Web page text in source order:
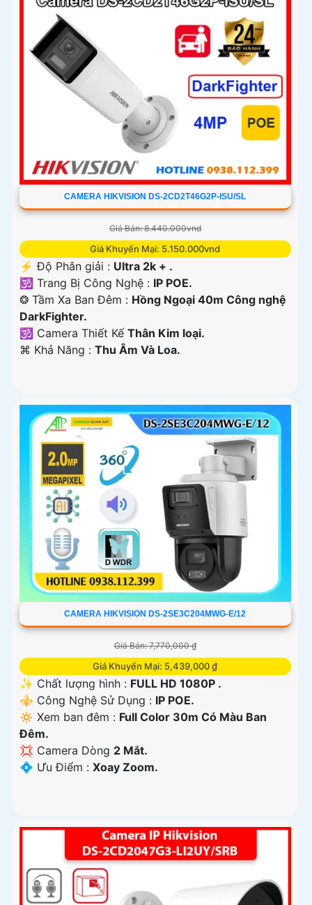
CAMERA HIKVISION DS-2CD2T46G2P-ISU/SL
Giá Bán: 8.440.000vnd
Giá Khuyến Mại: 5.150.000vnd
️⚡ Độ Phân giải : Ultra 2k + .
🕉️ Trang Bị Công Nghệ : IP POE.
❂ Tầm Xa Ban Đêm : Hồng Ngoại 40m Công nghệ
DarkFighter.
🕉️ Camera Thiết Kế Thân Kim loại.
️⌘ Khả Năng : Thu Âm Và Loa.
CAMERA HIKVISION DS-2SE3C204MWG-E/12
Giá Bán: 7,770,000 ₫
Giá Khuyến Mại: 5,439,000 ₫
✨ Chất lượng hình : FULL HD 1080P .
⚜️ Công Nghệ Sử Dụng : IP POE.
🔅 Xem ban đêm : Full Color 30m Có Màu Ban
Ðêm.
💢 Camera Dòng 2 Mắt.
️💠 Ưu Điểm : Xoay Zoom.